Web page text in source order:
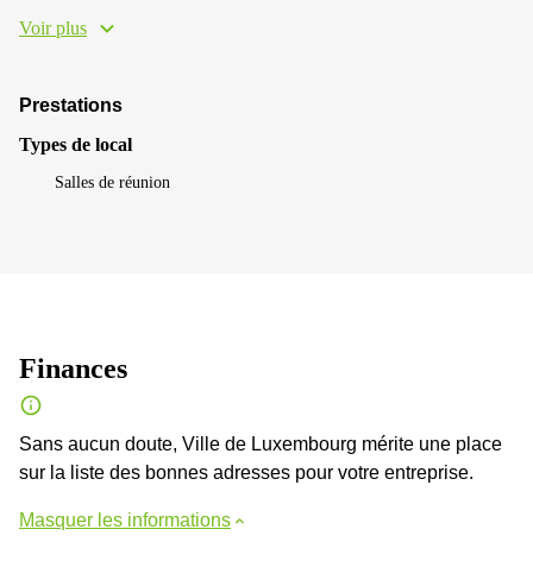
Voir plus
Prestations
Types de local
Salles de réunion
Finances
Sans aucun doute, Ville de Luxembourg mérite une place
sur la liste des bonnes adresses pour votre entreprise.
Masquer les informations